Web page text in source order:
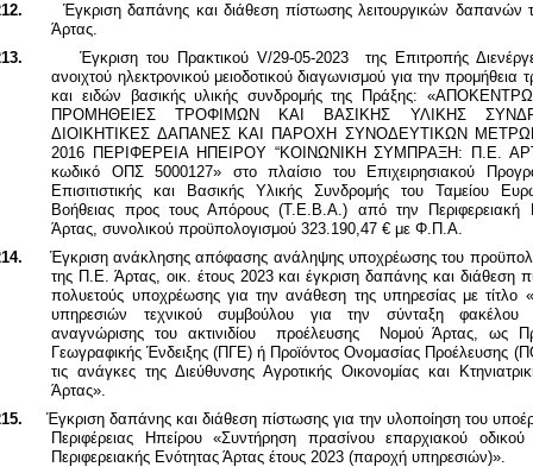
Έγκριση δαπάνης και διάθεση πίστωσης λειτουργικών δαπανών
Άρτας.
Έγκριση του Πρακτικού V/29-05-2023 της Επιτροπής
ανοιχτού ηλεκτρονικού μειοδοτικού διαγωνισμού για την προμήθεια
και ειδών βασικής υλικής συνδρομής της Πράξης:
ΠΡΟΜΗΘΕΙΕΣ ΤΡΟΦΙΜΩΝ ΚΑΙ ΒΑΣΙΚΗΣ ΥΛΙΚΗΣ
ΔΙΟΙΚΗΤΙΚΕΣ ΔΑΠΑΝΕΣ ΚΑΙ ΠΑΡΟΧΗ ΣΥΝΟΔΕΥΤΙΚΩΝ
2016 ΠΕΡΙΦΕΡΕΙΑ ΗΠΕΙΡΟΥ “ΚΟΙΝΩΝΙΚΗ ΣΥΜΠΡΑΞΗ: Π.Ε.
κωδικό ΟΠΣ5000127» στο πλαίσιο του Επιχειρησιακού
Επισιτιστικής και Βασικής Υλικής Συνδρομής του Ταμείου
Βοήθειας προς τους Απόρους (Τ.Ε.Β.Α.) από την Περιφερειακή
Άρτας, συνολικού προϋπολογισμού 323.190,47 € με Φ.Π.Α.
Έγκριση ανάκλησης απόφασης ανάληψης υποχρέωσης του
της Π.Ε. Άρτας, οικ. έτους 2023 και έγκριση δαπάνης και διάθεση
πολυετούς υποχρέωσης για την ανάθεση της υπηρεσίας με τίτλο
υπηρεσιών τεχνικού συμβούλου για την σύνταξη φακέλου
αναγνώρισης του ακτινιδίου προέλευσης Νομού Άρτας, ως
Γεωγραφικής Ένδειξης (ΠΓΕ) ή Προϊόντος Ονομασίας Προέλευσης
τις ανάγκες της Διεύθυνσης Αγροτικής Οικονομίας και
Άρτας».
Έγκριση δαπάνης και διάθεση πίστωσης για την υλοποίηση του
Περιφέρειας Ηπείρου «Συντήρηση πρασίνου επαρχιακού οδικού
Περιφερειακής Ενότητας Άρτας έτους 2023 (παροχή υπηρεσιών)».